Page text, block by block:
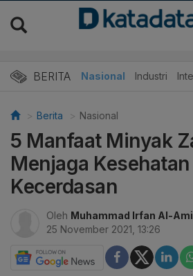
BERITA Nasional Industri
Berita Nasional
5 Manfaat Minyak
Menjaga
Kecerdasan
Oleh Muhammad Irfan Al-
25 November 2021, 13:26